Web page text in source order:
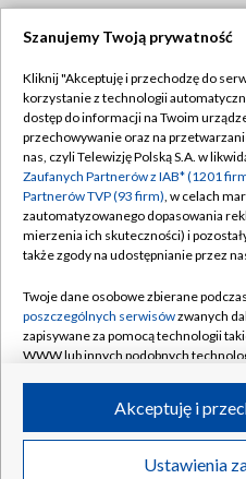
Abonament TVP
Emisja w TVP
Centrum informacji TVP
Naziemna Telewizja
Rada Programowa
System NOS
Informacje o nadawcy
Program dla prasy
Polityka
©2026 Telewizja
Szanujemy Twoją prywatność
Kliknij "Akceptuję i przechodzę do
korzystanie z technologii
dostęp do informacji na Twoim
przechowywanie oraz na
nas, czyli Telewizję Polską S.A. w
Zaufanych Partnerów z IAB* (1201
Partnerów TVP (93 firm), w celach
zautomatyzowanego dopasowania
mierzenia ich skuteczności) i
także zgody na udostępnianie przez
Twoje dane osobowe zbierane
poszczególnych serwisówzwanych
zapisywane za pomocą technologii
WWW lub innych podobnych
ruchu w Internecie.
Twoje dane osobowe zbierane
poszczególnych serwisówna Portalu,
Ustawienia
Akceptuję i